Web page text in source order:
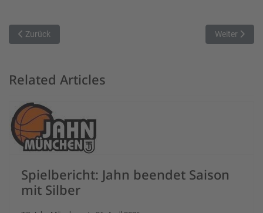
Vorheriger Beitrag: Marktheidenfeld besiegt Schwabach
Zurück Nächster
Weiter
Related Articles
Spielbericht: Jahn beendet Saison
mit Silber